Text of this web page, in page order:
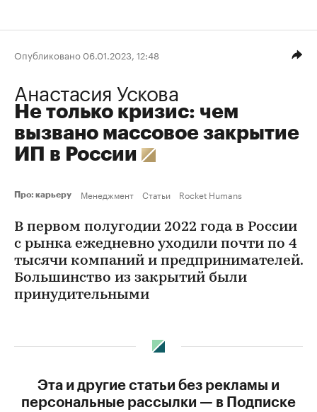
Опубликовано 06.01.2023, 12:48
Анастасия Ускова
Не только кризис: чем
вызвано массовое закрытие
ИП в России
Про: карьеру Менеджмент Статьи Rocket Humans
В первом полугодии 2022 года в России
с рынка ежедневно уходили почти по 4
тысячи компаний и предпринимателей.
Большинство из закрытий были
принудительными
Эта и другие статьи без рекламы и
персональные рассылки — в Подписке